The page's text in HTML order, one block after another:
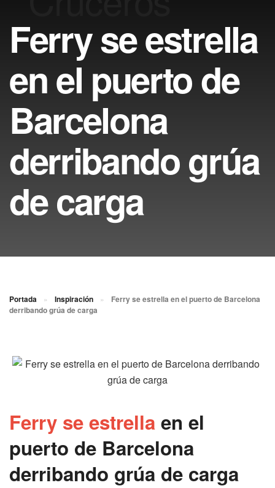
Ferry se estrella
en el puerto de
Barcelona
derribando grúa
de carga
Portada » Inspiración »
Ferry se estrella en el puerto de Barcelona
derribando grúa de carga
Ferry se estrella en el
puerto de Barcelona
derribando grúa de carga